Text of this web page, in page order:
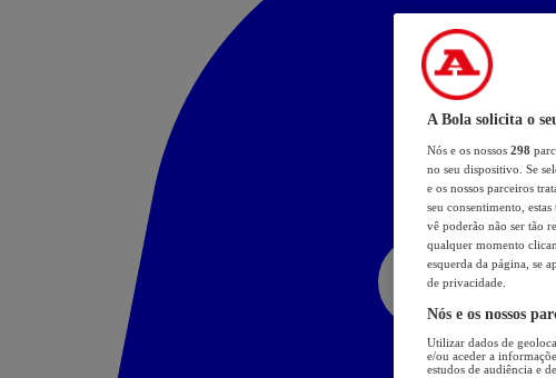
A Bola solicita o
Nós e os nossos 298
no seu dispositivo. Se
e os nossos parceiros
seu consentimento,
vê poderão não ser tão
qualquer momento
esquerda da página, se
de privacidade.
Nós e os nossos
Utilizar dados de
e/ou aceder a
estudos de audiência e